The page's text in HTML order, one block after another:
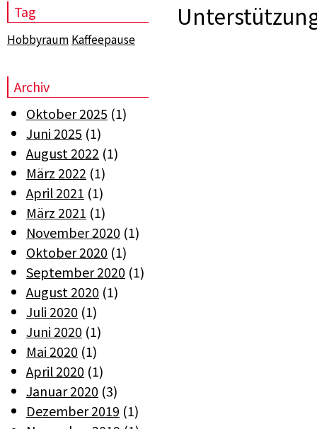
Tag
Hobbyraum Kaffeepause
Archiv
Oktober 2025 (1)
Juni 2025 (1)
August 2022 (1)
März 2022 (1)
April 2021 (1)
März 2021 (1)
November 2020 (1)
Oktober 2020 (1)
September 2020 (1)
August 2020 (1)
Juli 2020 (1)
Juni 2020 (1)
Mai 2020 (1)
April 2020 (1)
Januar 2020 (3)
Dezember 2019 (1)